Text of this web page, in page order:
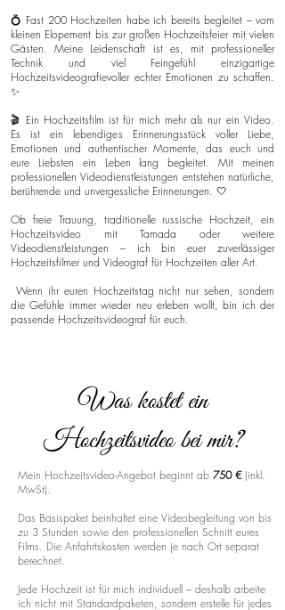
💍 Fast 200 Hochzeiten habe ich bereits begleitet – vom
kleinen Elopement bis zur großen Hochzeitsfeier mit vielen
Gästen. Meine Leidenschaft ist es, mit professioneller
Technik und viel Feingefühl einzigartige
Hochzeitsvideografievoller echter Emotionen zu schaffen.
✨
🎬 Ein Hochzeitsfilm ist für mich mehr als nur ein Video.
Es ist ein lebendiges Erinnerungsstück voller Liebe,
Emotionen und authentischer Momente, das euch und
eure Liebsten ein Leben lang begleitet. Mit meinen
professionellen Videodienstleistungen entstehen natürliche,
berührende und unvergessliche Erinnerungen. 🤍
Ob freie Trauung, traditionelle russische Hochzeit, ein
Hochzeitsvideo mit Tamada oder weitere
Videodienstleistungen – ich bin euer zuverlässiger
Hochzeitsfilmer und Videograf für Hochzeiten aller Art.
Wenn ihr euren Hochzeitstag nicht nur sehen, sondern
die Gefühle immer wieder neu erleben wollt, bin ich der
passende Hochzeitsvideograf für euch.
Was kostet ein
Hochzeitsvideo bei mir?
Mein Hochzeitsvideo-Angebot beginnt ab 750 € (inkl.
MwSt).
Das Basispaket beinhaltet eine Videobegleitung von bis
zu 3 Stunden sowie den professionellen Schnitt eures
Films. Die Anfahrtskosten werden je nach Ort separat
berechnet.
Jede Hochzeit ist für mich individuell – deshalb arbeite
ich nicht mit Standardpaketen, sondern erstelle für jedes